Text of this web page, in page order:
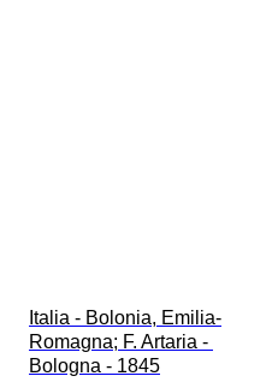
Italia - Bolonia, Emilia-
Romagna; F. Artaria -
Bologna - 1845